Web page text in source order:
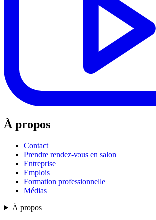
À propos
Contact
Prendre rendez-vous en salon
Entreprise
Emplois
Formation professionnelle
Médias
À propos